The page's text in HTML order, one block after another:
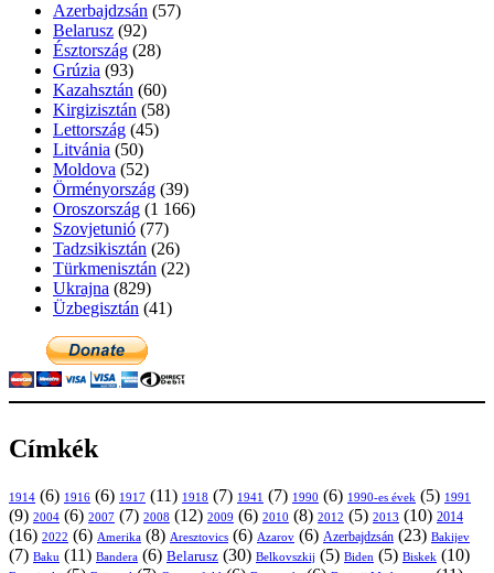
Azerbajdzsán (57)
Belarusz (92)
Észtország (28)
Grúzia (93)
Kazahsztán (60)
Kirgizisztán (58)
Lettország (45)
Litvánia (50)
Moldova (52)
Örményország (39)
Oroszország (1 166)
Szovjetunió (77)
Tadzsikisztán (26)
Türkmenisztán (22)
Ukrajna (829)
Üzbegisztán (41)
Címkék
1914 (6) 1916 (6) 1917 (11) 1918 (7) 1941 (7) 1990 (6) 1990-es évek (5) 1991
(9) 2004 (6) 2007 (7) 2008 (12) 2009 (6) 2010 (8) 2012 (5) 2013 (10) 2014
(16) 2022 (6) Amerika (8) Aresztovics (6) Azarov (6) Azerbajdzsán (23) Bakijev
(7) Baku (11) Bandera (6) Belarusz (30) Belkovszkij (5) Biden (5) Biskek (10)